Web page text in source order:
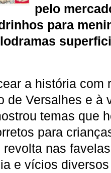
pelo
para
a história com
de Versalhes e à
temas que
para
nas
e vícios